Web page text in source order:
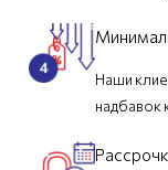
Наши
надбавок